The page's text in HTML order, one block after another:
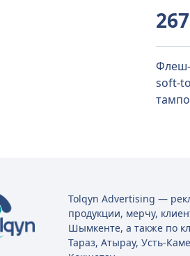
Флеш-
soft-
Tolqyn Advertising —
продукции, мерчу,
Шымкенте, а также по
Тараз, Атырау, Усть-